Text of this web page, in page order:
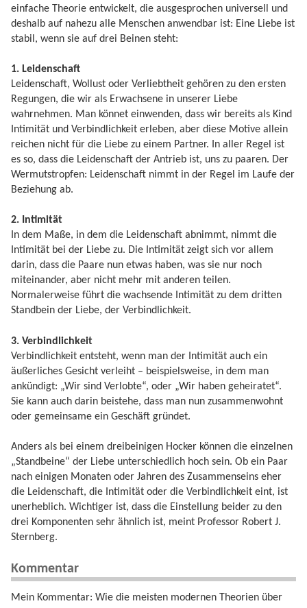
einfache Theorie entwickelt, die ausgesprochen universell und
deshalb auf nahezu alle Menschen anwendbar ist: Eine Liebe ist
stabil, wenn sie auf drei Beinen steht:
1. Leidenschaft
Leidenschaft, Wollust oder Verliebtheit gehören zu den ersten
Regungen, die wir als Erwachsene in unserer Liebe
wahrnehmen. Man könnet einwenden, dass wir bereits als Kind
Intimität und Verbindlichkeit erleben, aber diese Motive allein
reichen nicht für die Liebe zu einem Partner. In aller Regel ist
es so, dass die Leidenschaft der Antrieb ist, uns zu paaren. Der
Wermutstropfen: Leidenschaft nimmt in der Regel im Laufe der
Beziehung ab.
2. Intimität
In dem Maße, in dem die Leidenschaft abnimmt, nimmt die
Intimität bei der Liebe zu. Die Intimität zeigt sich vor allem
darin, dass die Paare nun etwas haben, was sie nur noch
miteinander, aber nicht mehr mit anderen teilen.
Normalerweise führt die wachsende Intimität zu dem dritten
Standbein der Liebe, der Verbindlichkeit.
3. Verbindlichkeit
Verbindlichkeit entsteht, wenn man der Intimität auch ein
äußerliches Gesicht verleiht – beispielsweise, in dem man
ankündigt: „Wir sind Verlobte“, oder „Wir haben geheiratet“.
Sie kann auch darin beistehe, dass man nun zusammenwohnt
oder gemeinsame ein Geschäft gründet.
Anders als bei einem dreibeinigen Hocker können die einzelnen
„Standbeine“ der Liebe unterschiedlich hoch sein. Ob ein Paar
nach einigen Monaten oder Jahren des Zusammenseins eher
die Leidenschaft, die Intimität oder die Verbindlichkeit eint, ist
unerheblich. Wichtiger ist, dass die Einstellung beider zu den
drei Komponenten sehr ähnlich ist, meint Professor Robert J.
Sternberg.
Kommentar
Mein Kommentar: Wie die meisten modernen Theorien über